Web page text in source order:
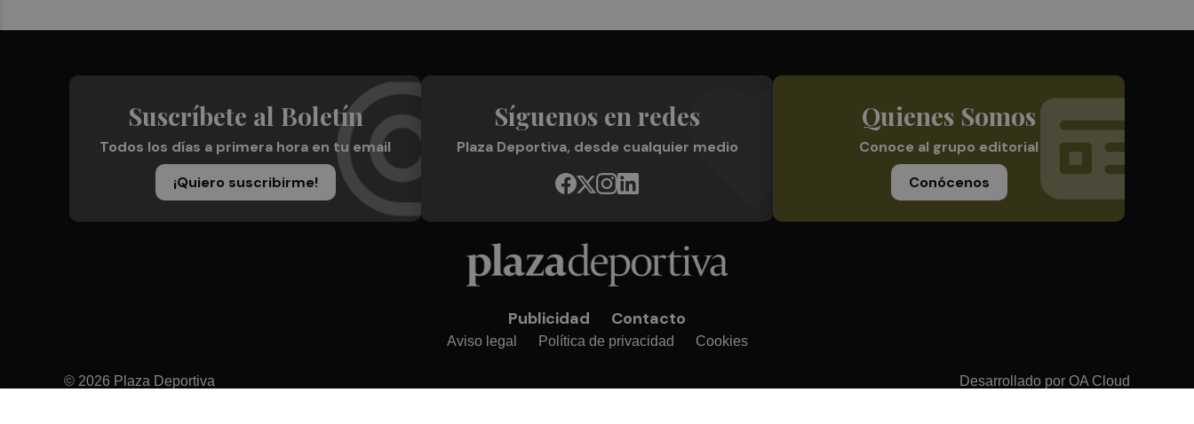
Suscríbete al Boletín
Todos los días a primera hora en tu email
¡Quiero suscribirme!
Síguenos en redes
Plaza Deportiva, desde cualquier medio
Quienes Somos
Conoce al grupo editorial
Conócenos
Publicidad Contacto
Aviso legal Política de privacidad Cookies
© 2026 Plaza Deportiva Desarrollado por OA Cloud